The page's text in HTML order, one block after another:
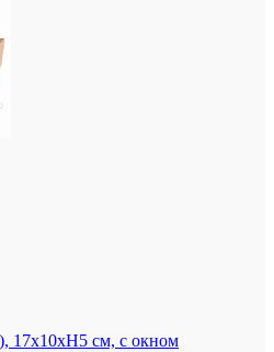
17х10хН5 см, с окном